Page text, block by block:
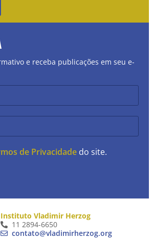
e receba publicações em seu e-
de Privacidade do site.
Instituto Vladimir Herzog
11 2894-6650
contato@vladimirherzog.org